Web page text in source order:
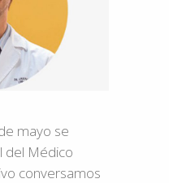
mayo se
del Médico
conversamos